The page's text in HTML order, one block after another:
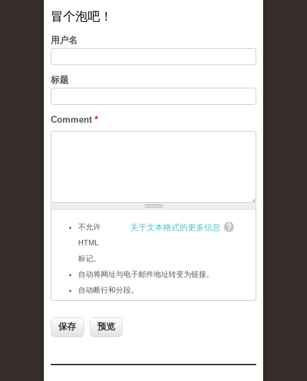
冒个泡吧！
用户名
标题
Comment *
关于文本格式的更多信息
不允许
HTML
标记。
自动将网址与电子邮件地址转变为链接。
自动断行和分段。